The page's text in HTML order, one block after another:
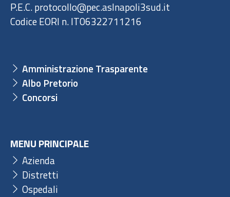
P.E.C. protocollo@pec.aslnapoli3sud.it
Codice EORI n. IT06322711216
Amministrazione Trasparente
Albo Pretorio
Concorsi
MENU PRINCIPALE
Azienda
Distretti
Ospedali